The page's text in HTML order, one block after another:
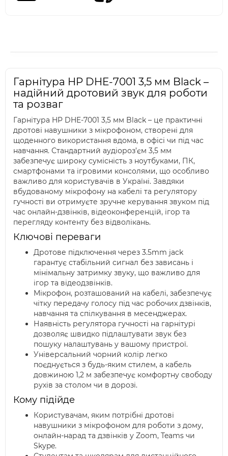
Гарнітура HP DHE-7001 3,5 мм Black –
надійний дротовий звук для роботи
та розваг
Гарнітура HP DHE-7001 3,5 мм Black – це практичні
дротові навушники з мікрофоном, створені для
щоденного використання вдома, в офісі чи під час
навчання. Стандартний аудіороз’єм 3,5 мм
забезпечує широку сумісність з ноутбуками, ПК,
смартфонами та ігровими консолями, що особливо
важливо для користувачів в Україні. Завдяки
вбудованому мікрофону на кабелі та регулятору
гучності ви отримуєте зручне керування звуком під
час онлайн-дзвінків, відеоконференцій, ігор та
перегляду контенту без відволікань.
Ключові переваги
Дротове підключення через 3.5mm jack
гарантує стабільний сигнал без зависань і
мінімальну затримку звуку, що важливо для
ігор та відеодзвінків.
Мікрофон, розташований на кабелі, забезпечує
чітку передачу голосу під час робочих дзвінків,
навчання та спілкування в месенджерах.
Наявність регулятора гучності на гарнітурі
дозволяє швидко підлаштувати звук без
пошуку налаштувань у вашому пристрої.
Універсальний чорний колір легко
поєднується з будь-яким стилем, а кабель
довжиною 1,2 м забезпечує комфортну свободу
рухів за столом чи в дорозі.
Кому підійде
Користувачам, яким потрібні дротові
навушники з мікрофоном для роботи з дому,
онлайн-нарад та дзвінків у Zoom, Teams чи
Skype.